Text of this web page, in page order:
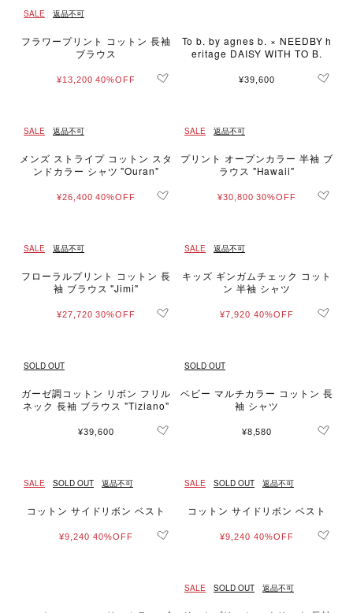
SALE 返品不可
フラワープリント コットン 長袖
ブラウス
¥13,200 40%OFF
To b. by agnes b. × NEEDBY h
eritage DAISY WITH TO B.
¥39,600
SALE 返品不可
メンズ ストライプ コットン スタ
ンドカラー シャツ "Ouran"
¥26,400 40%OFF
SALE 返品不可
プリント オープンカラー 半袖 ブ
ラウス "Hawaii"
¥30,800 30%OFF
SALE 返品不可
フローラルプリント コットン 長
袖 ブラウス "Jimi"
¥27,720 30%OFF
SALE 返品不可
キッズ ギンガムチェック コット
ン 半袖 シャツ
¥7,920 40%OFF
SOLD OUT
ガーゼ調コットン リボン フリル
ネック 長袖 ブラウス "Tiziano"
¥39,600
SOLD OUT
ベビー マルチカラー コットン 長
袖 シャツ
¥8,580
SALE SOLD OUT 返品不可
コットン サイドリボン ベスト
¥9,240 40%OFF
SALE SOLD OUT 返品不可
コットン サイドリボン ベスト
¥9,240 40%OFF
SALE SOLD OUT 返品不可